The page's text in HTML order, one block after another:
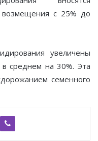
возмещения с 25% до
увеличены
среднем на 30%. Эта
семенного